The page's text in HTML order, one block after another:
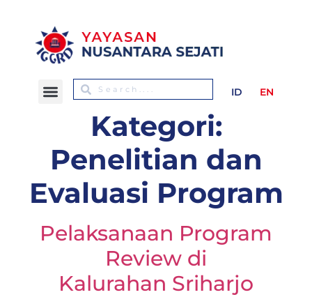
ID EN
Kategori:
Penelitian dan
Evaluasi Program
Pelaksanaan Program
Review di
Kalurahan Sriharjo